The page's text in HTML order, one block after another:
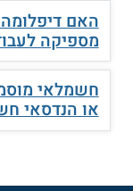
האם
מספיקה
חשמלאי
או הנדסאי